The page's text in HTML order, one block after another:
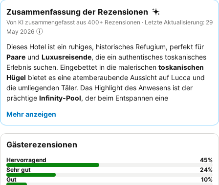
Zusammenfassung der Rezensionen
Von KI zusammengefasst aus 400+ Rezensionen · Letzte Aktualisierung: 29
May 2026
Dieses Hotel ist ein ruhiges, historisches Refugium, perfekt für
Paare und Luxusreisende, die ein authentisches toskanisches
Erlebnis suchen. Eingebettet in die malerischen toskanischen
Hügel bietet es eine atemberaubende Aussicht auf Lucca und
die umliegenden Täler. Das Highlight des Anwesens ist der
prächtige Infinity-Pool, der beim Entspannen eine
raffinierten, hochwertigen Gerichte und traditionellen Aromen,
Abendmenü, das auf der Außenterrasse genossen wird. Für
einen noch schöneren Aufenthalt sollten Sie den hauseigenen
Wein und das Olivenöl
empfehlenswert sind.
Mehr anzeigen
Gästerezensionen
Hervorragend 45%
Sehr gut
24%
Gut
10%